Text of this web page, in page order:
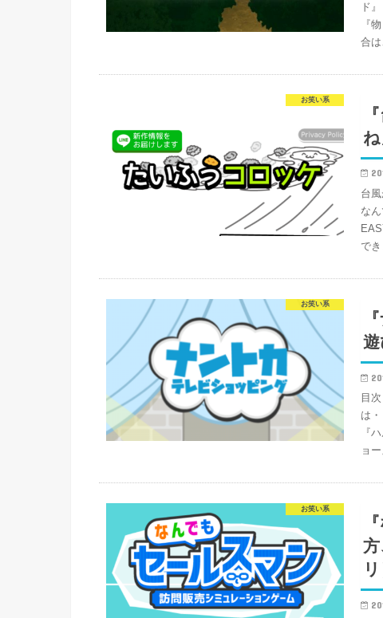
ド
『
合
お笑い系
台
な
で
お笑い系
目
は
『
ョ
お笑い系
リ